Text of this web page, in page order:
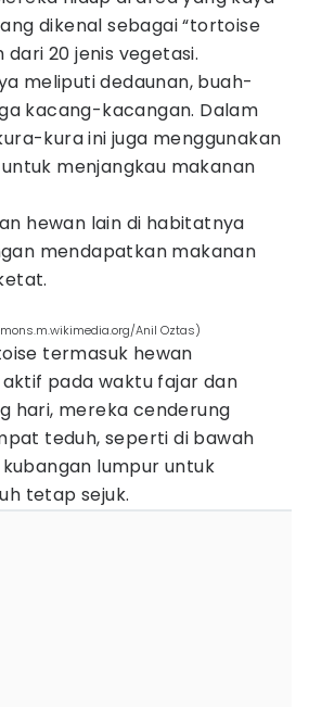
dikenal sebagai “tortoise
dari 20 jenis vegetasi.
meliputi dedaunan, buah-
kacang-kacangan. Dalam
kura ini juga menggunakan
menjangkau makanan
hewan lain di habitatnya
mendapatkan makanan
Anil Oztas)
termasuk hewan
pada waktu fajar dan
hari, mereka cenderung
teduh, seperti di bawah
lumpur untuk
tetap sejuk.